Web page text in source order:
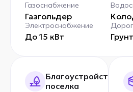
Газоснабжение
Газгольдер
Электроснабжение
До 15 кВт
Благоустройство
поселка